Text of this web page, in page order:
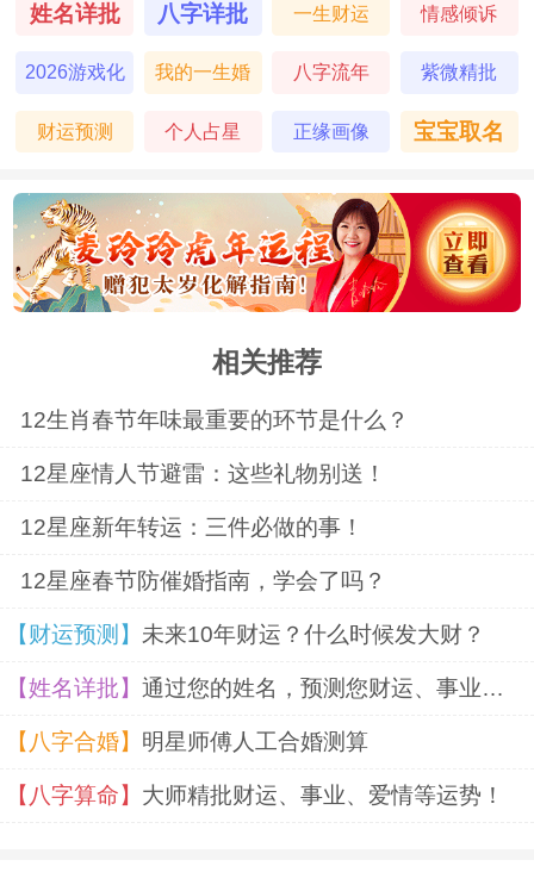
姓名详批 八字详批 一生财运 情感倾诉
2026游戏化
塔罗
我的一生婚 八字流年 紫微精批
财运预测 个人占星 正缘画像 宝宝取名
相关推荐
12生肖春节年味最重要的环节是什么？
12星座情人节避雷：这些礼物别送！
12星座新年转运：三件必做的事！
12星座春节防催婚指南，学会了吗？
【财运预测】 未来10年财运？什么时候发大财？
【姓名详批】通过您的姓名，预测您财运、事业、婚姻
【八字合婚】 明星师傅人工合婚测算
【八字算命】 大师精批财运、事业、爱情等运势！